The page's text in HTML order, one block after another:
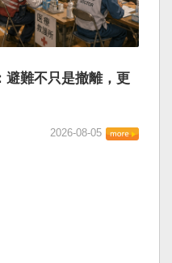
避難不只是撤離，更
2026-08-05